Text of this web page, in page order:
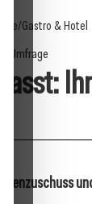
/Gastro & Hotel
Umfrage